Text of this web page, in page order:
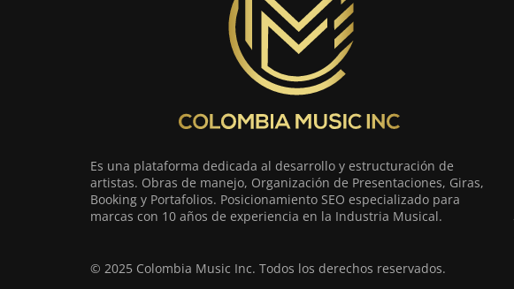
Es una plataforma dedicada al desarrollo y estructuración de
artistas. Obras de manejo, Organización de Presentaciones, Giras,
Booking y Portafolios. Posicionamiento SEO especializado para
marcas con 10 años de experiencia en la Industria Musical.
© 2025 Colombia Music Inc. Todos los derechos reservados.